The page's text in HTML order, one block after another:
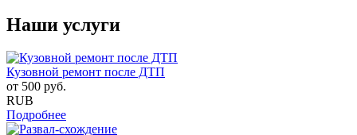
Наши услуги
Кузовной ремонт после ДТП
от 500 руб.
RUB
Подробнее